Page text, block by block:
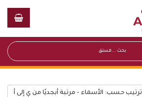
ترتيب حسب: الأسماء - مرتبة أبجديًا من ي إلى أ